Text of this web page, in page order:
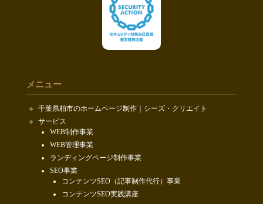
メニュー
千葉県柏市のホームページ制作｜シーズ・クリエイト
サービス
WEB制作事業
WEB管理事業
ランディングページ制作事業
SEO事業
コンテンツSEO（記事制作代行）事業
コンテンツSEO実践講座